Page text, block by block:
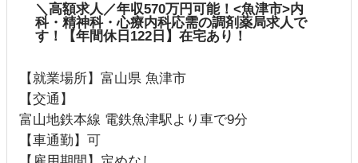
＼高額求人／年収570万円可能！<魚津市>内
科・精神科・心療内科応需の調剤薬局求人で
す！【年間休日122日】在宅あり！
【就業場所】富山県 魚津市
【交通】
富山地鉄本線 電鉄魚津駅より車で9分
【車通勤】可